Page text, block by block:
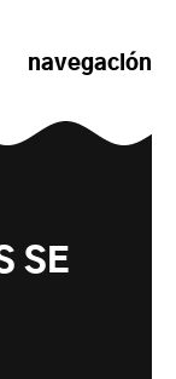
navegación
SE